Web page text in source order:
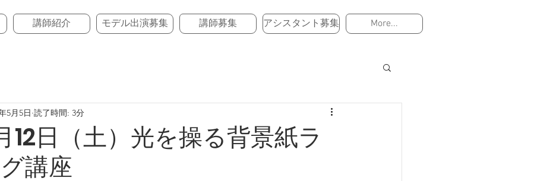
講師紹介 モデル出演募集 講師募集 アシスタント募集 More...
12日（土）光を操る背景紙ラ
講座
5月5日 読了時間: 3分